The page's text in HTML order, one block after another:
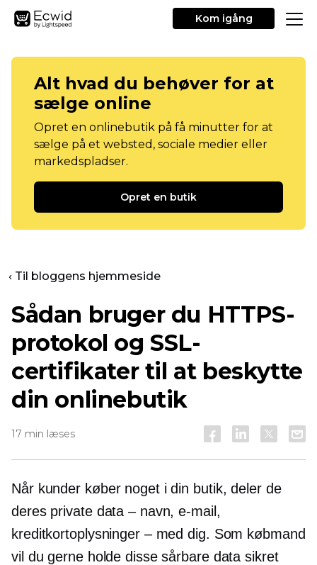
Kom igång
Alt hvad du behøver for at
sælge online
Opret en onlinebutik på få minutter for at
sælge på et websted, sociale medier eller
markedspladser.
Opret en butik
‹ Til bloggens hjemmeside
Sådan bruger du HTTPS-
protokol og SSL-
certifikater til at beskytte
din onlinebutik
17 min læses
Når kunder køber noget i din butik, deler de
deres private data – navn, e-mail,
kreditkortoplysninger – med dig. Som købmand
vil du gerne holde disse sårbare data sikret